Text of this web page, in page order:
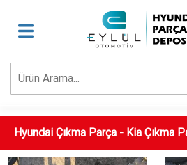
Hyundai Çıkma Parça - Kia Çıkma